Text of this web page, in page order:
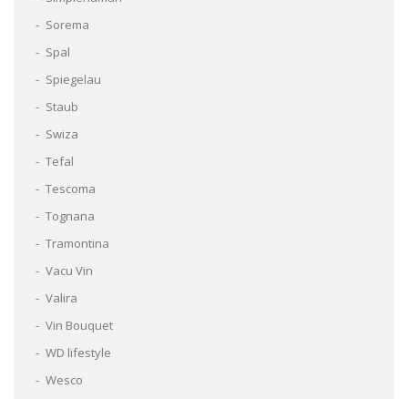
Sorema
Spal
Spiegelau
Staub
Swiza
Tefal
Tescoma
Tognana
Tramontina
Vacu Vin
Valira
Vin Bouquet
WD lifestyle
Wesco